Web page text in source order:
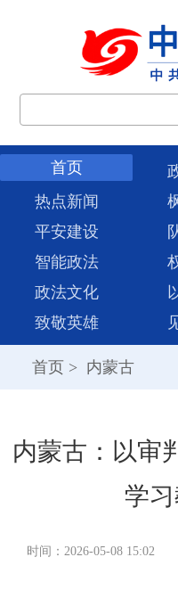
首页
热点新闻
平安建设
智能政法
政法文化
致敬英雄
首页 > 内蒙古
内蒙古：以审
学
时间：2026-05-08 15:02